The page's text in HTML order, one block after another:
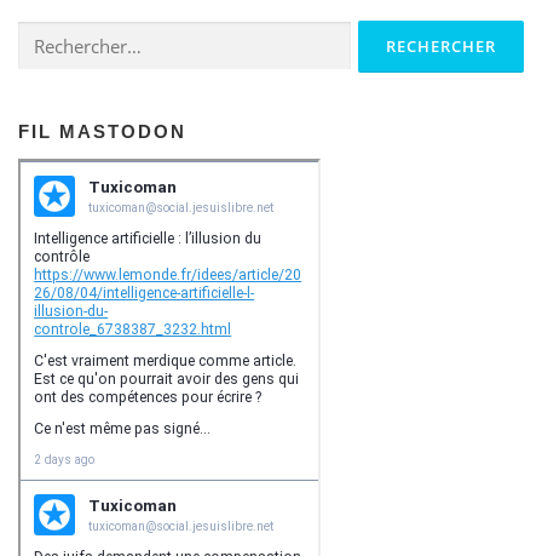
FIL MASTODON